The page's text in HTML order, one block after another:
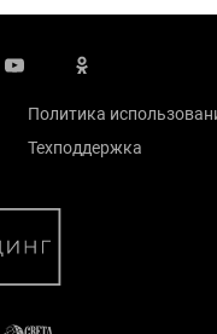
Политика
Техподдержка